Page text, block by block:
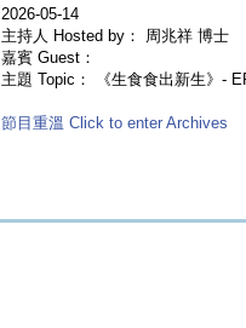
2026-05-14
主持人 Hosted by： 周兆祥 博士
嘉賓 Guest：
主題 Topic： 《生食食出新生》-
節目重溫 Click to enter Archives